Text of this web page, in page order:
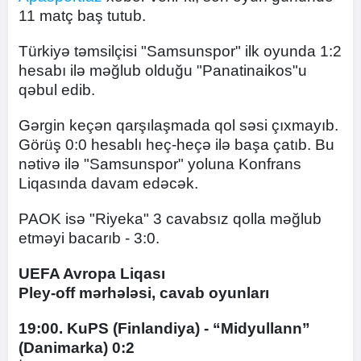
11 matç baş tutub.
Türkiyə təmsilçisi "Samsunspor" ilk oyunda 1:2
hesabı ilə məğlub olduğu "Panatinaikos"u
qəbul edib.
Gərgin keçən qarşılaşmada qol səsi çıxmayıb.
Görüş 0:0 hesablı heç-heçə ilə başa çatıb. Bu
nətivə ilə "Samsunspor" yoluna Konfrans
Liqasında davam edəcək.
PAOK isə "Riyeka" 3 cavabsız qolla məğlub
etməyi bacarıb - 3:0.
UEFA Avropa Liqası
Pley-off mərhələsi, cavab oyunları
19:00. KuPS (Finlandiya) - “Midyullann”
(Danimarka) 0:2